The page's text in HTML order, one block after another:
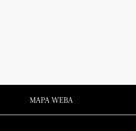
MAPA WEBA